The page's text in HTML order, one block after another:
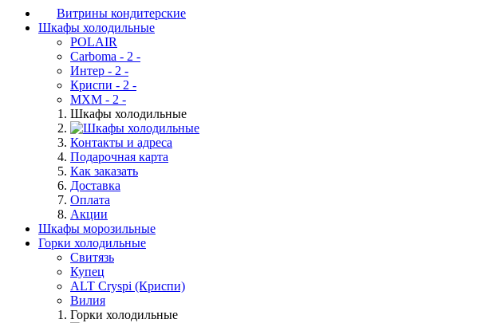
Витрины кондитерские
Шкафы холодильные
POLAIR
Carboma - 2 -
Интер - 2 -
Криспи - 2 -
МХМ - 2 -
Шкафы холодильные
Контакты и адреса
Подарочная карта
Как заказать
Доставка
Оплата
Акции
Шкафы морозильные
Горки холодильные
Свитязь
Купец
ALT Cryspi (Криспи)
Вилия
Горки холодильные